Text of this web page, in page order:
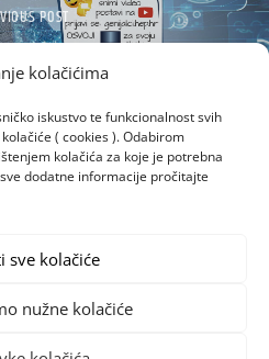
kolačićima
iskustvo te funkcionalnost svih
( cookies ). Odabirom
kolačića za koje je potrebna
dodatne informacije pročitajte
sve kolačiće
nužne kolačiće
POST
DARUJE NOVA